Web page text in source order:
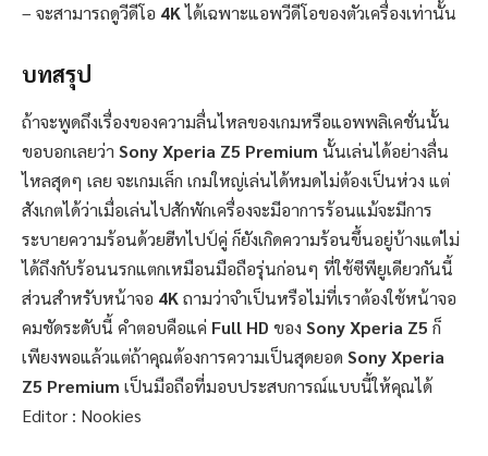
– จะสามารถดูวีดีโอ 4Kได้เฉพาะแอพวีดีโอของตัวเครื่องเท่านั้น
บทสรุป
ถ้าจะพูดถึงเรื่องของความลื่นไหลของเกมหรือแอพพลิเคชั่นนั้น
ขอบอกเลยว่า Sony Xperia Z5 Premium นั้นเล่นได้อย่างลื่น
ไหลสุดๆ เลย จะเกมเล็ก เกมใหญ่เล่นได้หมดไม่ต้องเป็นห่วง แต่
สังเกตได้ว่าเมื่อเล่นไปสักพักเครื่องจะมีอาการร้อนแม้จะมีการ
ระบายความร้อนด้วยฮีทไปป์คู่ ก็ยังเกิดความร้อนขึ้นอยู่บ้างแต่ไม่
ได้ถึงกับร้อนนรกแตกเหมือนมือถือรุ่นก่อนๆ ที่ใช้ซีพียูเดียวกันนี้
ส่วนสำหรับหน้าจอ 4Kถามว่าจำเป็นหรือไม่ที่เราต้องใช้หน้าจอ
คมชัดระดับนี้ คำตอบคือแค่ Full HD ของ Sony Xperia Z5 ก็
เพียงพอแล้วแต่ถ้าคุณต้องการความเป็นสุดยอด Sony Xperia
Z5 Premium เป็นมือถือที่มอบประสบการณ์แบบนี้ให้คุณได้
Editor : Nookies